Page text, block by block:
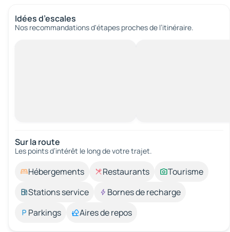
Idées d’escales
Nos recommandations d'étapes proches de l’itinéraire.
Sur la route
Les points d’intérêt le long de votre trajet.
Hébergements Restaurants
Tourisme
Stations service
Bornes de recharge
Parkings
Aires de repos